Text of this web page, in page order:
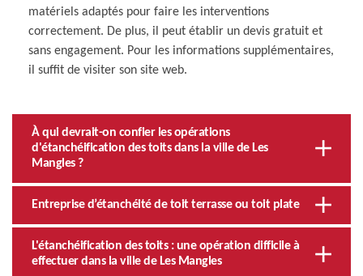
matériels adaptés pour faire les interventions
correctement. De plus, il peut établir un devis gratuit et
sans engagement. Pour les informations supplémentaires,
il suffit de visiter son site web.
À qui devrait-on confier les opérations
d'étanchéification des toits dans la ville de Les
Mangles ?
Entreprise d’étanchéité de toit terrasse ou toit plate
L'étanchéification des toits : une opération difficile à
effectuer dans la ville de Les Mangles